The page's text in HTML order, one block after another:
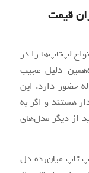
قیمت
لپ‌تاپ‌ها را در
دلیل عجیب
حضور دارد. این
هستند و اگر به
از دیگر مدل‌های
تاپ میان‌رده دل